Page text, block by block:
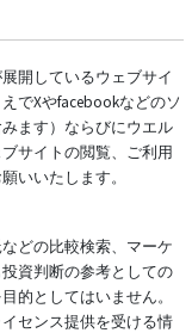
開しているウェブサイ
でXやfacebookなどのソ
ます）ならびにウエル
サイトの閲覧、ご利用
いいたします。
どの比較検索、マーケ
資判断の参考としての
的としてはいません。
センス提供を受ける情